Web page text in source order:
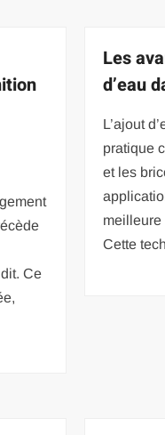
Ce
Les
d’eau
L’ajout
pratique
et les
meilleure
Cette